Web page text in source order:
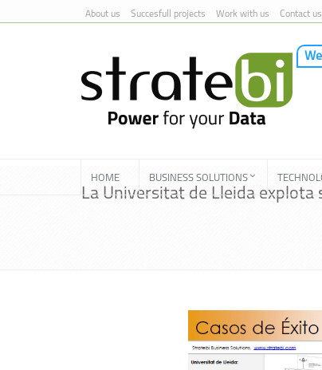
About us Succesfull projects Work with us Contact us
HOME BUSINESS SOLUTIONS
La Universitat de Lleida